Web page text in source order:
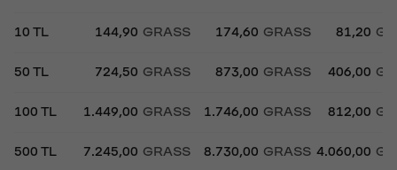
10 TL 144,90 GRASS 174,60 GRASS 81,20
50 TL 724,50 GRASS 873,00 GRASS 406,00
100 TL 1.449,00 GRASS 1.746,00 GRASS 812,00
500 TL 7.245,00 GRASS 8.730,00 GRASS 4.060,00